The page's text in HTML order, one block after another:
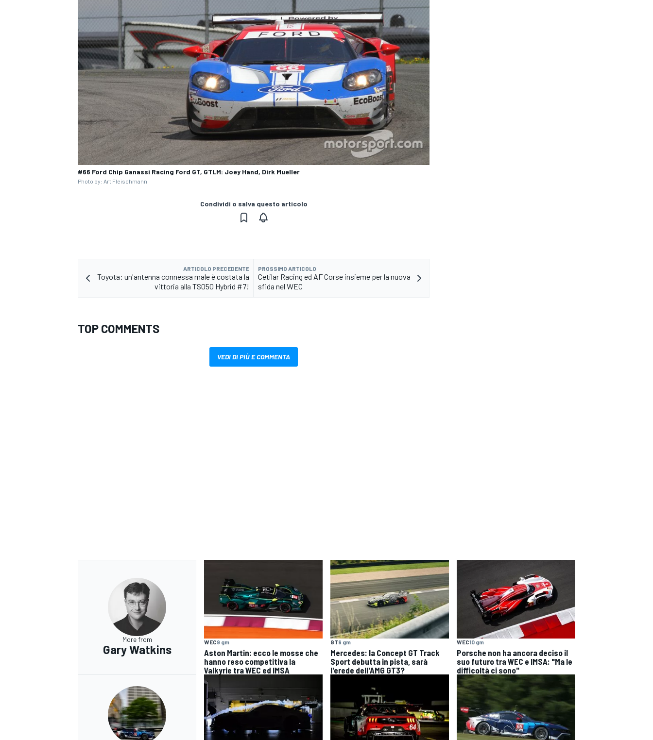
ENDURANCE/GT
MONOMARCA
#66 Ford Chip Ganassi Racing Ford GT, GTLM: Joey Hand, Dirk Mueller
Photo by: Art Fleischmann
Condividi o salva questo articolo
ARTICOLO PRECEDENTE
Toyota: un'antenna connessa male è costata la
vittoria alla TS050 Hybrid #7!
PROSSIMO ARTICOLO
Cetilar Racing ed AF Corse insieme per la nuova
sfida nel WEC
TOP COMMENTS
VEDI DI PIÙ E COMMENTA
More from
Gary Watkins
WEC9 gm
Aston Martin: ecco le mosse che
hanno reso competitiva la
Valkyrie tra WEC ed IMSA
GT9 gm
Mercedes: la Concept GT Track
Sport debutta in pista, sarà
l'erede dell'AMG GT3?
WEC10 gm
Porsche non ha ancora deciso il
suo futuro tra WEC e IMSA: "Ma le
difficoltà ci sono"